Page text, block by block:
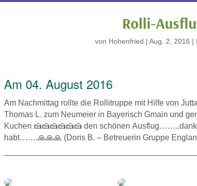
Rolli-
von Hohenfried | Aug. 2, 2016 |
Am 04. August 2016
Am Nachmittag rollte die Rollitruppe mit Hilfe von
Thomas L. zum Neumeier in Bayerisch Gmain und
Kuchen 🍰🍰🍰🍰🍰🍰 den schönen
habt…….🙏🙏🙏 (Doris B. – Betreuerin Gruppe